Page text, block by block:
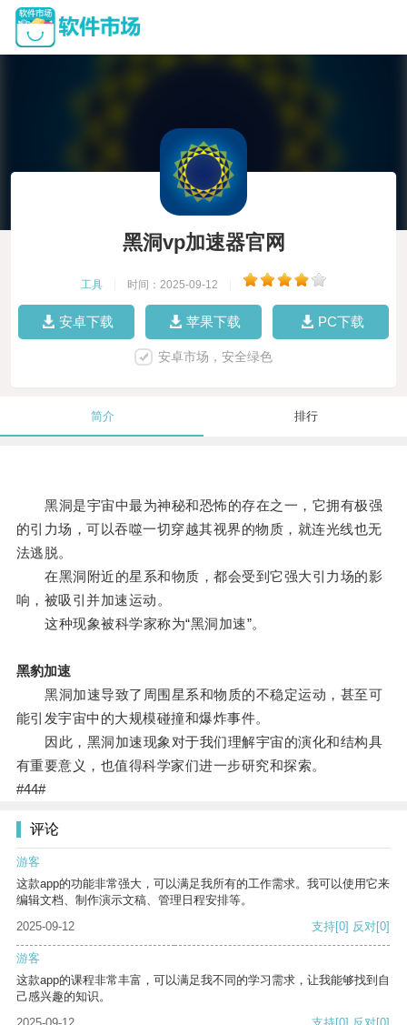
黑洞vp加速器官网
工具 时间：2025-09-12
安卓下载 苹果下载 PC下载
安卓市场，安全绿色
简介 排行
黑洞是宇宙中最为神秘和恐怖的存在之一，它拥有极强
的引力场，可以吞噬一切穿越其视界的物质，就连光线也无
法逃脱。
在黑洞附近的星系和物质，都会受到它强大引力场的影
响，被吸引并加速运动。
这种现象被科学家称为“黑洞加速”。
黑豹加速
黑洞加速导致了周围星系和物质的不稳定运动，甚至可
能引发宇宙中的大规模碰撞和爆炸事件。
因此，黑洞加速现象对于我们理解宇宙的演化和结构具
有重要意义，也值得科学家们进一步研究和探索。
#44#
评论
游客
这款app的功能非常强大，可以满足我所有的工作需求。我可以使用它来
编辑文档、制作演示文稿、管理日程安排等。
2025-09-12
支持[0] 反对[0]
游客
这款app的课程非常丰富，可以满足我不同的学习需求，让我能够找到自
己感兴趣的知识。